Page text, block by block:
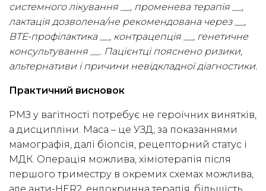
системного лікування __, променева терапія __,
лактація дозволена/не рекомендована через __,
ВТЕ-профілактика __, контрацепція __, генетичне
консультування __. Пацієнтці пояснено ризики,
альтернативи і причини невідкладної діагностики.
Практичний висновок
РМЗ у вагітності потребує не героїчних винятків,
а дисципліни. Маса – це УЗД, за показаннями
мамографія, далі біопсія, рецепторний статус і
МДК. Операція можлива, хіміотерапія після
першого триместру в окремих схемах можлива,
але анти-HER2, ендокринна терапія, більшість